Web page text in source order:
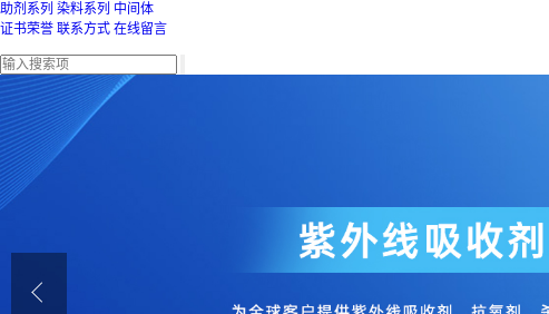
助剂系列 染料系列 中间体
证书荣誉 联系方式 在线留言